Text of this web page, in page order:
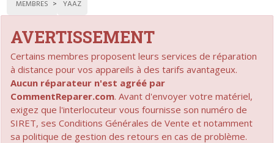
MEMBRES YAAZ
AVERTISSEMENT
Certains membres proposent leurs services de réparation
à distance pour vos appareils à des tarifs avantageux.
Aucun réparateur n'est agréé par
CommentReparer.com. Avant d'envoyer votre matériel,
exigez que l'interlocuteur vous fournisse son numéro de
SIRET, ses Conditions Générales de Vente et notamment
sa politique de gestion des retours en cas de problème.